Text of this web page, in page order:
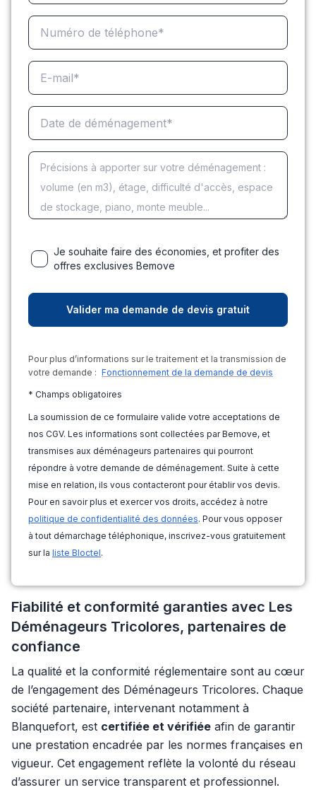
Je souhaite faire des économies, et profiter des
offres exclusives Bemove
Pour plus d’informations sur le traitement et la transmission de
votre demande : Fonctionnement de la demande de devis
* Champs obligatoires
La soumission de ce formulaire valide votre acceptations de
nos CGV. Les informations sont collectées par Bemove, et
transmises aux déménageurs partenaires qui pourront
répondre à votre demande de déménagement. Suite à cette
mise en relation, ils vous contacteront pour établir vos devis.
Pour en savoir plus et exercer vos droits, accédez à notre
politique de confidentialité des données. Pour vous opposer
à tout démarchage téléphonique, inscrivez-vous gratuitement
sur la liste Bloctel.
Fiabilité et conformité garanties avec Les
Déménageurs Tricolores, partenaires de
confiance
La qualité et la conformité réglementaire sont au cœur
de l’engagement des Déménageurs Tricolores. Chaque
société partenaire, intervenant notamment à
Blanquefort, est certifiée et vérifiée afin de garantir
une prestation encadrée par les normes françaises en
vigueur. Cet engagement reflète la volonté du réseau
d’assurer un service transparent et professionnel.